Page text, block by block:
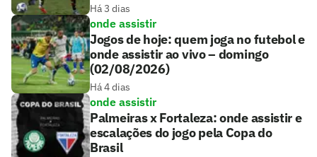
Há 3 dias
onde assistir
Jogos de hoje: quem joga no futebol e
onde assistir ao vivo – domingo
(02/08/2026)
Há 4 dias
onde assistir
Palmeiras x Fortaleza: onde assistir e
escalações do jogo pela Copa do
Brasil